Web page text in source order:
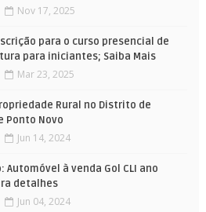
Nov 17, 2025
para o curso presencial de
para iniciantes; Saiba Mais
Mar 23, 2025
Rural no Distrito de
Ponto Novo
Jun 14, 2024
Automóvel à venda Gol CLI ano
detalhes
Jun 04, 2024